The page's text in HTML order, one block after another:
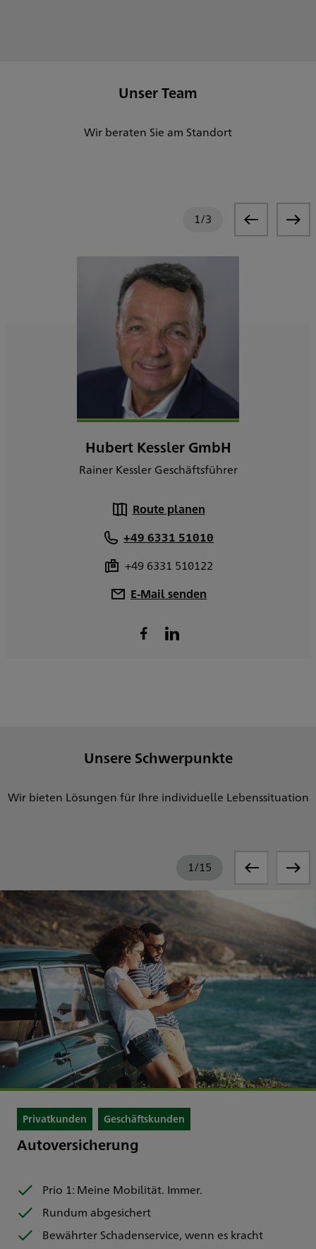
Unser Team
Wir beraten Sie am Standort
1/3
Hubert Kessler GmbH
Rainer Kessler Geschäftsführer
Route planen
+49 6331 51010
+49 6331 510122
E-Mail senden
Unsere Schwerpunkte
Wir bieten Lösungen für Ihre individuelle Lebenssituation
1/15
Privatkunden Geschäftskunden
Autoversicherung
Prio 1: Meine Mobilität. Immer.
Rundum abgesichert
Bewährter Schadenservice, wenn es kracht